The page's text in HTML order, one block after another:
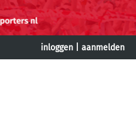
inloggen aanmelden